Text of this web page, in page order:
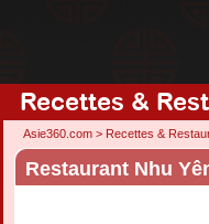
Recettes &
Asie360.com > Recettes &
Restaurant Nhu